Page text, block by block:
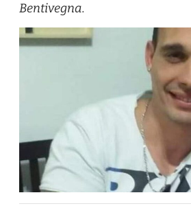
Bentivegna.